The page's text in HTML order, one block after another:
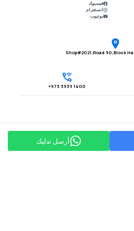
أرسل تدليك
فيسبوك
انستغرام
يوتيوب
1400 3939 973+
Shop#2021,Road 90,Block